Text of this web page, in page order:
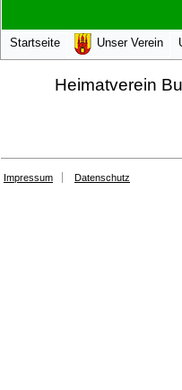
Startseite Unser Verein
Heimatverein
Impressum Datenschutz